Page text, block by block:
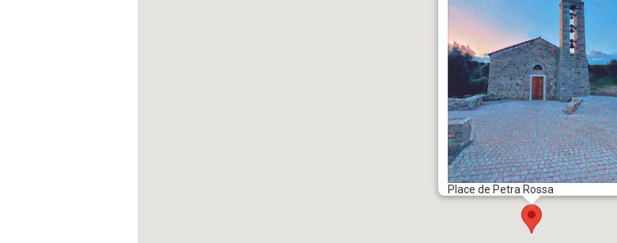
Place de Petra Rossa